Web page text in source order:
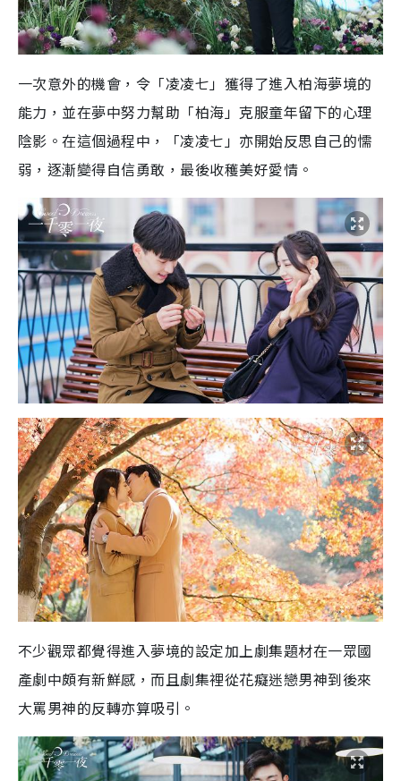
一次意外的機會，令「凌凌七」獲得了進入柏海夢境的
能力，並在夢中努力幫助「柏海」克服童年留下的心理
陰影。在這個過程中，「凌凌七」亦開始反思自己的懦
弱，逐漸變得自信勇敢，最後收穫美好愛情。
不少觀眾都覺得進入夢境的設定加上劇集題材在一眾國
產劇中頗有新鮮感，而且劇集裡從花癡迷戀男神到後來
大罵男神的反轉亦算吸引。